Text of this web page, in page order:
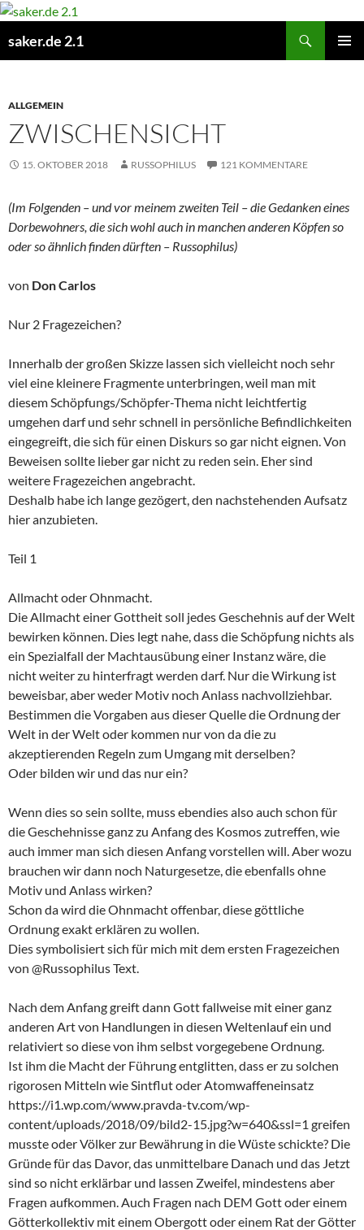
Zum
springen
saker.de 2.1
ALLGEMEIN
ZWISCHENSICHT
15. OKTOBER 2018 RUSSOPHILUS 121 KOMMENTARE
(Im Folgenden – und vor meinem zweiten Teil – die Gedanken eines
Dorbewohners, die sich wohl auch in manchen anderen Köpfen so
oder so ähnlich finden dürften – Russophilus)
von Don Carlos
Nur 2 Fragezeichen?
Innerhalb der großen Skizze lassen sich vielleicht noch sehr
viel eine kleinere Fragmente unterbringen, weil man mit
diesem Schöpfungs/Schöpfer-Thema nicht leichtfertig
umgehen darf und sehr schnell in persönliche Befindlichkeiten
eingegreift, die sich für einen Diskurs so gar nicht eignen. Von
Beweisen sollte lieber gar nicht zu reden sein. Eher sind
weitere Fragezeichen angebracht.
Deshalb habe ich lange gezögert, den nachstehenden Aufsatz
hier anzubieten.
Teil 1
Allmacht oder Ohnmacht.
Die Allmacht einer Gottheit soll jedes Geschehnis auf der Welt
bewirken können. Dies legt nahe, dass die Schöpfung nichts als
ein Spezialfall der Machtausübung einer Instanz wäre, die
nicht weiter zu hinterfragt werden darf. Nur die Wirkung ist
beweisbar, aber weder Motiv noch Anlass nachvollziehbar.
Bestimmen die Vorgaben aus dieser Quelle die Ordnung der
Welt in der Welt oder kommen nur von da die zu
akzeptierenden Regeln zum Umgang mit derselben?
Oder bilden wir und das nur ein?
Wenn dies so sein sollte, muss ebendies also auch schon für
die Geschehnisse ganz zu Anfang des Kosmos zutreffen, wie
auch immer man sich diesen Anfang vorstellen will. Aber wozu
brauchen wir dann noch Naturgesetze, die ebenfalls ohne
Motiv und Anlass wirken?
Schon da wird die Ohnmacht offenbar, diese göttliche
Ordnung exakt erklären zu wollen.
Dies symbolisiert sich für mich mit dem ersten Fragezeichen
von @Russophilus Text.
Nach dem Anfang greift dann Gott fallweise mit einer ganz
anderen Art von Handlungen in diesen Weltenlauf ein und
relativiert so diese von ihm selbst vorgegebene Ordnung.
Ist ihm die Macht der Führung entglitten, dass er zu solchen
rigorosen Mitteln wie Sintflut oder Atomwaffeneinsatz
https://i1.wp.com/www.pravda-tv.com/wp-
content/uploads/2018/09/bild2-15.jpg?w=640&ssl=1 greifen
musste oder Völker zur Bewährung in die Wüste schickte? Die
Gründe für das Davor, das unmittelbare Danach und das Jetzt
sind so nicht erklärbar und lassen Zweifel, mindestens aber
Fragen aufkommen. Auch Fragen nach DEM Gott oder einem
Götterkollektiv mit einem Obergott oder einem Rat der Götter